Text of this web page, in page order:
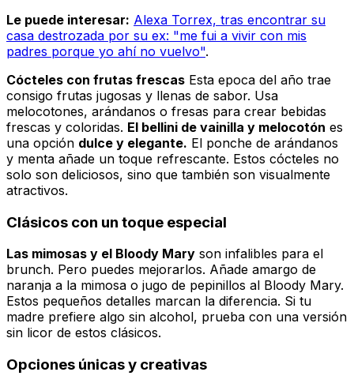
Le puede interesar: Alexa Torrex, tras encontrar su
casa destrozada por su ex: "me fui a vivir con mis
padres porque yo ahí no vuelvo".
Cócteles con frutas frescas Esta epoca del año trae
consigo frutas jugosas y llenas de sabor. Usa
melocotones, arándanos o fresas para crear bebidas
frescas y coloridas. El bellini de vainilla y melocotón es
una opción dulce y elegante. El ponche de arándanos
y menta añade un toque refrescante. Estos cócteles no
solo son deliciosos, sino que también son visualmente
atractivos.
Clásicos con un toque especial
Las mimosas y el Bloody Mary son infalibles para el
brunch. Pero puedes mejorarlos. Añade amargo de
naranja a la mimosa o jugo de pepinillos al Bloody Mary.
Estos pequeños detalles marcan la diferencia. Si tu
madre prefiere algo sin alcohol, prueba con una versión
sin licor de estos clásicos.
Opciones únicas y creativas